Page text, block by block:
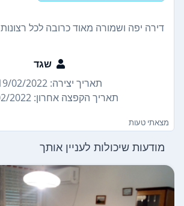
דירה יפה ושמורה מאוד כרובה לכל רצונות
שגד
תאריך יצירה: 19/02/2022
תאריך הקפצה אחרון: 19/02/2022
מצאתי טעות
מודעות שיכולות לעניין אותך